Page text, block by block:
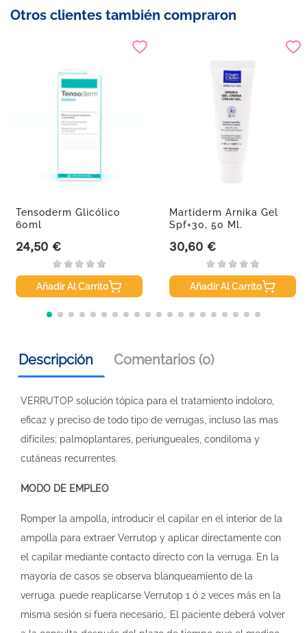
Otros clientes también compraron
Tensoderm Glicólico
60ml
Precio
24,50 €
Añadir Al Carrito
Martiderm Arnika Gel
Spf+30, 50 Ml.
Precio
30,60 €
Añadir Al Carrito
Descripción Comentarios (0)
VERRUTOP solución tópica para el tratamiento indoloro,
eficaz y preciso de todo tipo de verrugas, incluso las mas
difíciles; palmoplantares, periungueales, condiloma y
cutáneas recurrentes.
MODO DE EMPLEO
Romper la ampolla, introducir el capilar en el interior de la
ampolla para extraer Verrutop y aplicar directamente con
el capilar mediante contacto directo con la verruga. En la
mayoría de casos se observa blanqueamiento de la
verruga. puede reaplicarse Verrutop 1 ó 2 veces más en la
misma sesión si fuera necesario,. El paciente deberá volver